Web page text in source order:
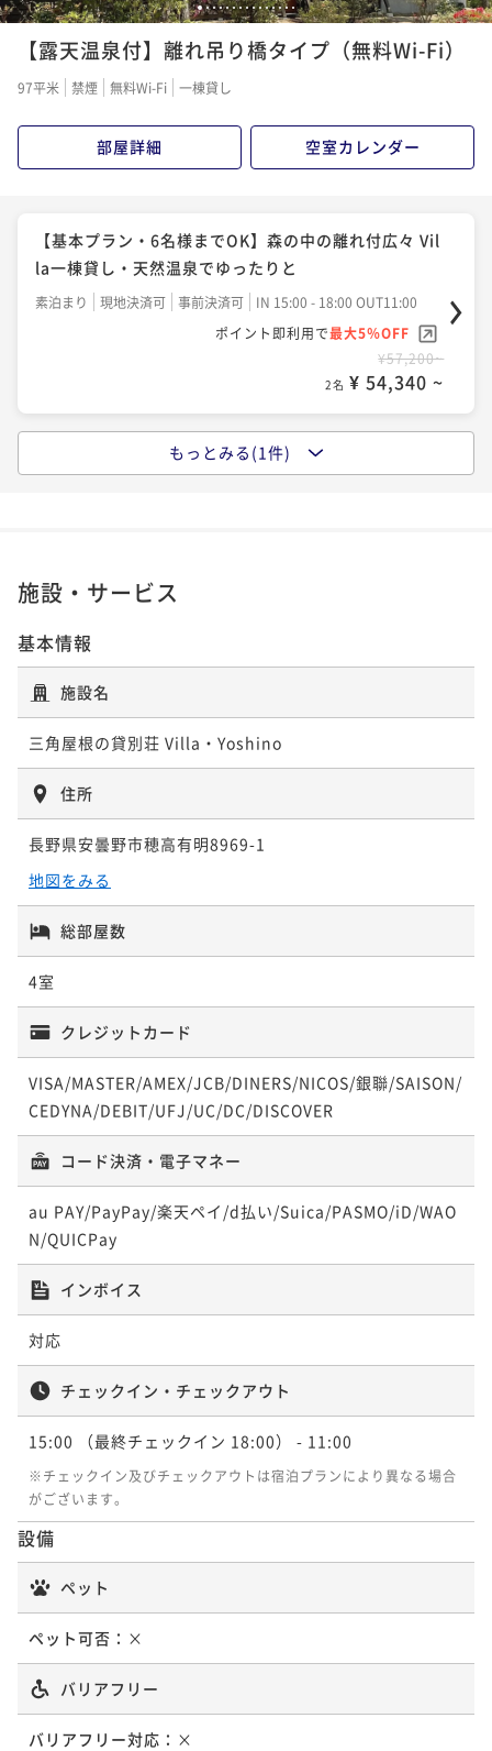
123456789101112131415
【露天温泉付】離れ吊り橋タイプ（無料Wi-Fi）
97平米 禁煙 無料Wi-Fi 一棟貸し
部屋詳細 空室カレンダー
【基本プラン・6名様までOK】森の中の離れ付広々 Vil
la一棟貸し・天然温泉でゆったりと
素泊まり 現地決済可 事前決済可
IN 15:00 - 18:00 OUT11:00
ポイント即利用で最大5％OFF
¥57,200~
2名 ¥ 54,340 ~
【BBQ設備貸出・6名様までOK】自然の中でBBQ・離
もっとみる(1件)
施設・サービス
基本情報
施設名
三角屋根の貸別荘 Villa・Yoshino
住所
長野県安曇野市穂高有明8969-1
地図をみる
総部屋数
4室
クレジットカード
VISA/MASTER/AMEX/JCB/DINERS/NICOS/銀聯/SAISON/
CEDYNA/DEBIT/UFJ/UC/DC/DISCOVER
コード決済・電子マネー
au PAY/PayPay/楽天ペイ/d払い/Suica/PASMO/iD/WAO
N/QUICPay
インボイス
対応
チェックイン・チェックアウト
15:00 （最終チェックイン 18:00） - 11:00
※チェックイン及びチェックアウトは宿泊プランにより異なる場合
がございます。
設備
ペット
ペット可否： ×
バリアフリー
バリアフリー対応： ×